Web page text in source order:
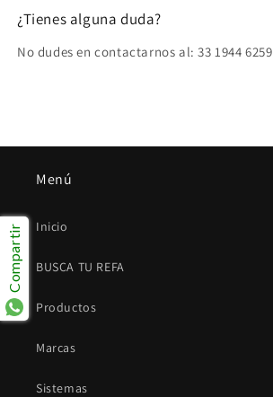
¿Tienes alguna duda?
No dudes en contactarnos al: 33 1944 6259
Menú
Inicio
BUSCA TU REFA
Productos
Marcas
Sistemas
Compartir